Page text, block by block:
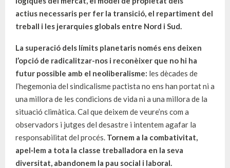
actius necessaris per fer la transició, el repartiment del
treball i les jerarquies globals entre Nord i Sud.
La superació dels límits planetaris només ens deixen
l’opció de radicalitzar-nos i reconèixer que no hi ha
futur possible amb el neoliberalisme: les dècades de
l’hegemonia del sindicalisme pactista no ens han portat ni a
una millora de les condicions de vida ni a una millora de la
situació climàtica. Cal que deixem de veure’ns com a
observadors i jutges del desastre i intentem agafar la
responsabilitat del procés. Tornem a la combativitat,
apel·lem a tota la classe treballadora en la seva
diversitat, abandonem la pau social i laboral.